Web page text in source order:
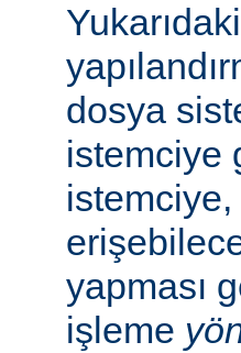
dosya
istemciye
yapması
işleme